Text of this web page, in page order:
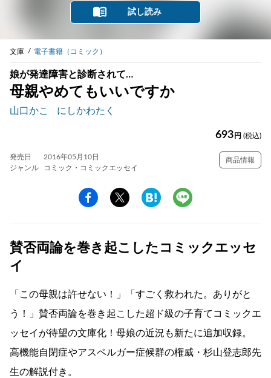
試し読み
文庫 電子書籍（コミック）
娘が発達障害と診断されて…
母親やめてもいいですか
山口かこ にしかわたく
693 円 (税込)
発売日
2016年05月10日
ジャンル
コミック・コミックエッセイ
商品情報
賛否両論を巻き起こしたコミックエッセ
イ
「この母親は許せない！」「すごく救われた。ありがと
う！」賛否両論を巻き起こした超ド級の子育てコミックエ
ッセイが待望の文庫化！母娘の近況も新たに追加収録。
高機能自閉症やアスペルガー症候群の権威・杉山登志郎先
生の解説付き。